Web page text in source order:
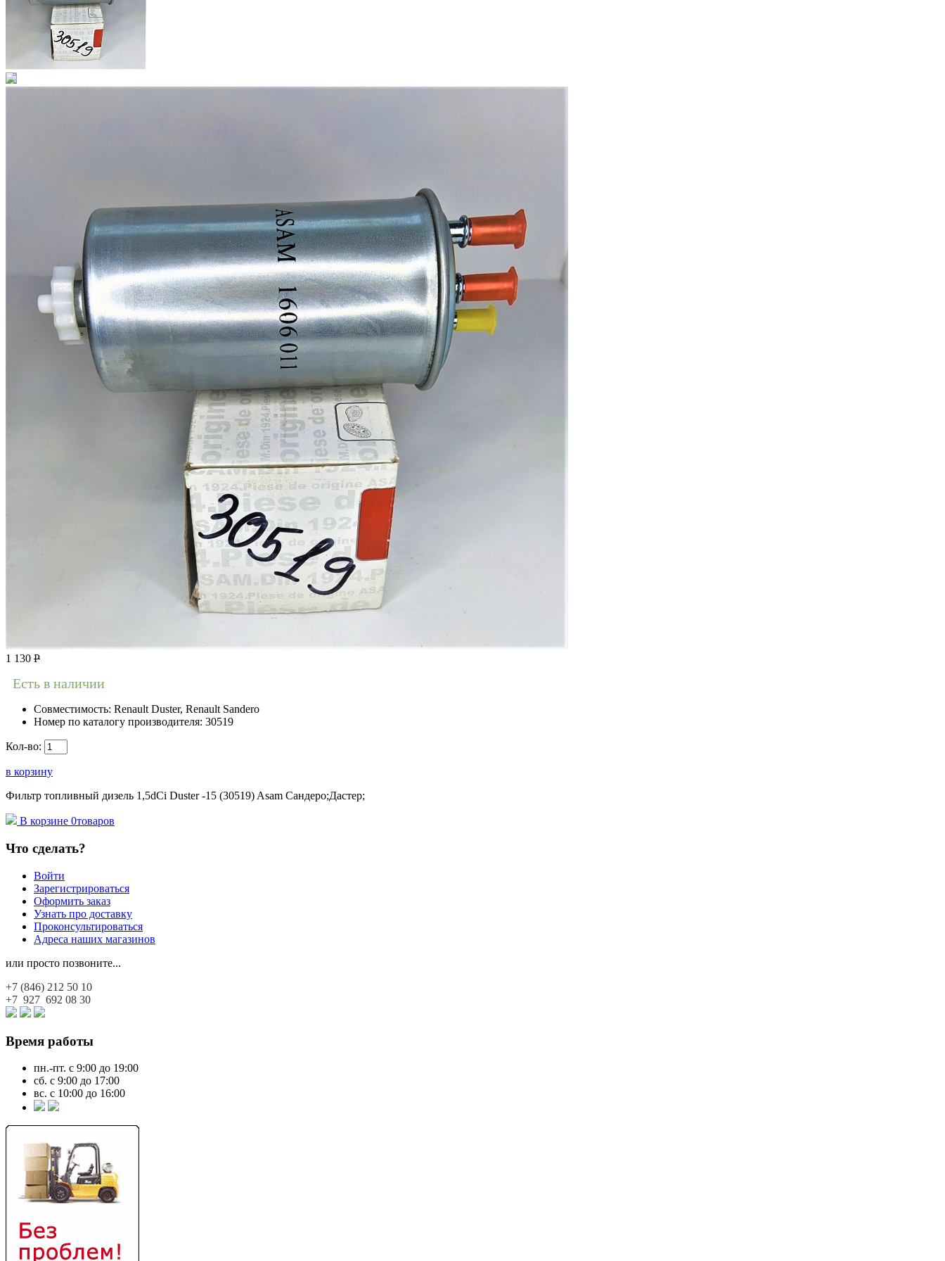
1 130 Р
Есть в наличии
Совместимость: Renault Duster, Renault Sandero
Номер по каталогу производителя: 30519
Кол-во:
в корзину
Фильтр топливный дизель 1,5dCi Duster -15 (30519) Asam Сандеро;Дастер;
В корзине 0товаров
Что сделать?
Войти
Зарегистрироваться
Оформить заказ
Узнать про доставку
Проконсультироваться
Адреса наших магазинов
или просто позвоните...
+7 (846) 212 50 10
+7 927 692 08 30
Время работы
пн.-пт. с 9:00 до 19:00
сб. с 9:00 до 17:00
вс. с 10:00 до 16:00